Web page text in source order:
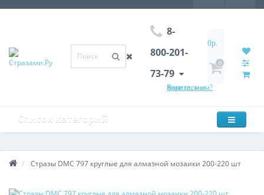
8-
800-201-
73-79
Хотите, мы Вам перезвоним?
0р.
0
Список категорий
Стразы DMC 797 круглые для алмазной мозаики 200-220 шт